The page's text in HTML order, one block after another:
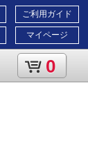
ご利用ガイド
マイページ
0